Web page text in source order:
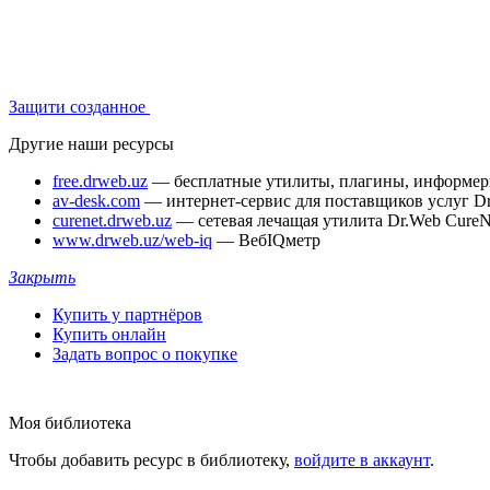
Защити созданное
Другие наши ресурсы
free.drweb.uz — бесплатные утилиты, плагины,
av-desk.com — интернет-сервис для поставщиков услуг
curenet.drweb.uz — сетевая лечащая утилита Dr.Web
www.drweb.uz/web-iq — ВебIQметр
Закрыть
Купить у партнёров
Купить онлайн
Задать вопрос о покупке
Моя библиотека
Чтобы добавить ресурс в библиотеку, войдите в аккаунт.